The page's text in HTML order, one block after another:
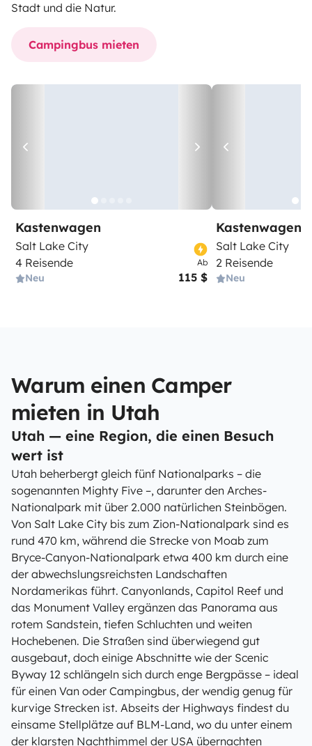
Stadt und die Natur.
Campingbus mieten
Kastenwagen
Salt Lake City
4 Reisende
Neu
Ab
115 $
Kastenwagen
Salt Lake City
2 Reisende
Neu
Warum einen Camper
mieten in Utah
Utah — eine Region, die einen Besuch
wert ist
Utah beherbergt gleich fünf Nationalparks – die
sogenannten Mighty Five –, darunter den Arches-
Nationalpark mit über 2.000 natürlichen Steinbögen.
Von Salt Lake City bis zum Zion-Nationalpark sind es
rund 470 km, während die Strecke von Moab zum
Bryce-Canyon-Nationalpark etwa 400 km durch eine
der abwechslungsreichsten Landschaften
Nordamerikas führt. Canyonlands, Capitol Reef und
das Monument Valley ergänzen das Panorama aus
rotem Sandstein, tiefen Schluchten und weiten
Hochebenen. Die Straßen sind überwiegend gut
ausgebaut, doch einige Abschnitte wie der Scenic
Byway 12 schlängeln sich durch enge Bergpässe – ideal
für einen Van oder Campingbus, der wendig genug für
kurvige Strecken ist. Abseits der Highways findest du
einsame Stellplätze auf BLM-Land, wo du unter einem
der klarsten Nachthimmel der USA übernachten